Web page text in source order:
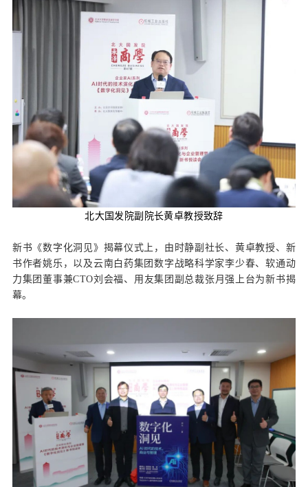
北大国发院副院长黄卓教授致辞
新书《数字化洞见》揭幕仪式上，由时静副社长、黄卓教授、新
书作者姚乐，以及云南白药集团数字战略科学家李少春、软通动
力集团董事兼CTO刘会福、用友集团副总裁张月强上台为新书揭
幕。